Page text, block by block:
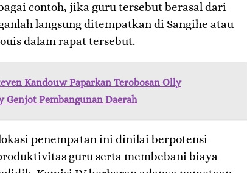
contoh, jika guru tersebut berasal dari
langsung ditempatkan di Sangihe atau
dalam rapat tersebut.
Kandouw Paparkan Terobosan Olly
Genjot Pembangunan Daerah
penempatan ini dinilai berpotensi
guru serta membebani biaya